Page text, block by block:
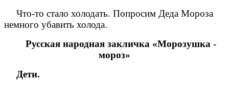
Что-то стало холодать. Попросим Деда Мороза
немного убавить холода.
Русская народная закличка «Морозушка -
мороз»
Дети.